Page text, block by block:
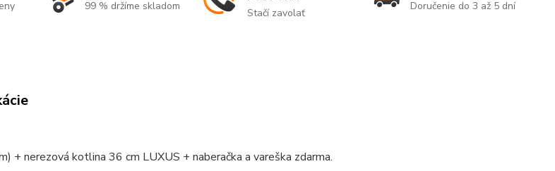
99 % držíme skladom
Stačí zavolať
Doručenie do 3 až 5 dní
+ nerezová kotlina 36 cm LUXUS + naberačka a vareška zdarma.